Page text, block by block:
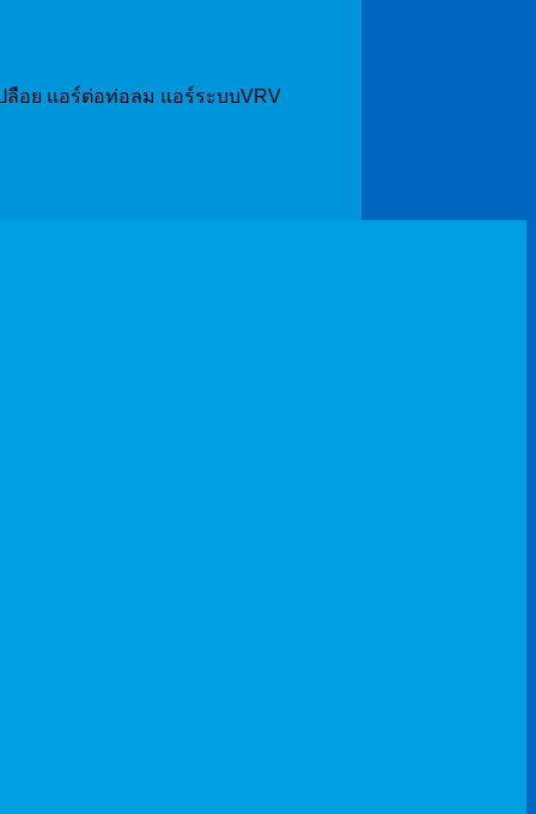
ลือย แอร์ต่อท่อลม แอร์ระบบVRV